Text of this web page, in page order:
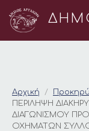
Αρχική
ΠΕΡΙΛΗΨΗ
ΔΙΑΓΩΝΙΣΜΟΥ
ΟΧΗΜΑΤΩΝ